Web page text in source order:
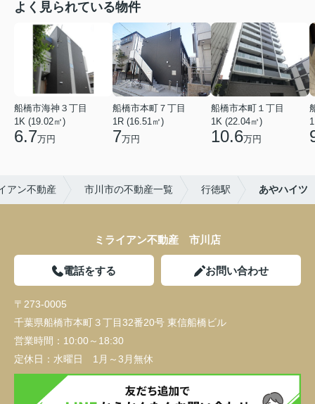
よく見られている物件
船橋市海神３丁目
1K (19.02㎡)
6.7万円
船橋市本町７丁目
1R (16.51㎡)
7万円
船橋市本町１丁目
1K (22.04㎡)
10.6万円
アン不動産 市川市の不動産一覧 行徳駅 あやハイツ
ミライアン不動産 市川店
電話をする お問い合わせ
〒273-0005
千葉県船橋市本町３丁目32番20号 東信船橋ビル
営業時間： 10:00～18:30
定休日： 水曜日 1月～3月無休